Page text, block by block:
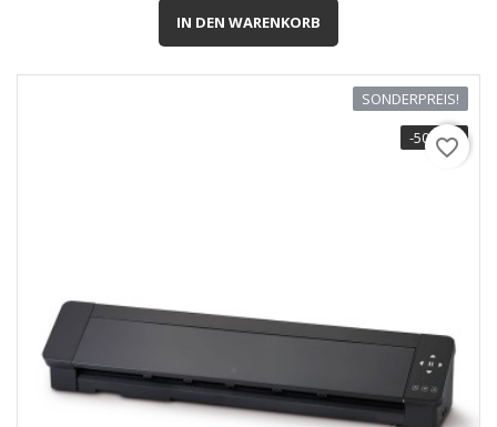
IN DEN WARENKORB
SONDERPREIS!
-50,00 €
favorite_border